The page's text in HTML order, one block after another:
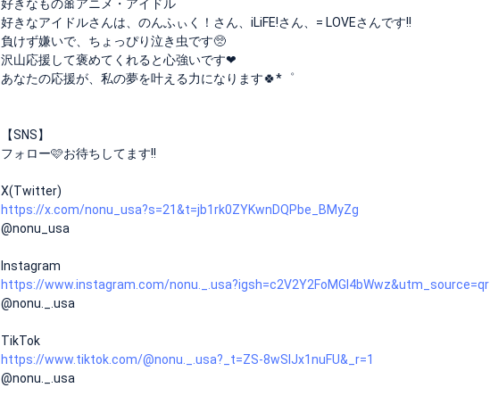
好きなもの🎀アニメ・アイドル
好きなアイドルさんは、のんふぃく！さん、iLiFE!さん、= LOVEさんです!!
負けず嫌いで、ちょっぴり泣き虫です🥺
沢山応援して褒めてくれると心強いです‪‪❤︎‬
あなたの応援が、私の夢を叶える力になります🍀*゜
【SNS】
フォロー🩷お待ちしてます!!
X(Twitter)
https://x.com/nonu_usa?s=21&t=jb1rk0ZYKwnDQPbe_BMyZg
@nonu_usa
Instagram
https://www.instagram.com/nonu._.usa?igsh=c2V2Y2FoMGl4bWwz&utm_source=qr
@nonu._.usa
TikTok
https://www.tiktok.com/@nonu._.usa?_t=ZS-8wSlJx1nuFU&_r=1
@nonu._.usa